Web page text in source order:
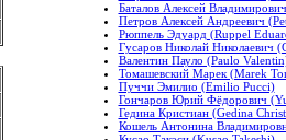
Баталов Алексей
Петров Алексей Андреевич
Рюппель Эдуард (Ruppel
Гусаров Николай Николаевич
Валентин Пауло (Paulo
Томашевский Марек (Marek
Пуччи Эмилио (Emilio Pucci)
Гончаров Юрий Фёдорович
Гедина Кристиан (Gedina
Кошель Антонина